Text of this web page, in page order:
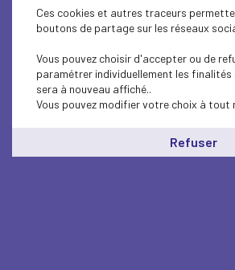
Ces cookies et autres traceurs
boutons de partage sur les réseaux
Vous pouvez choisir d'accepter ou de
paramétrer individuellement les
sera à nouveau affiché..
Vous pouvez modifier votre choix à tout
Refuser